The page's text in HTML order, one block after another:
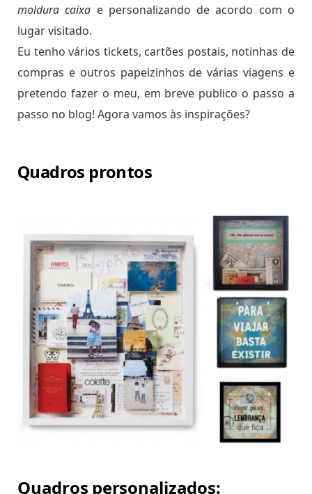
moldura caixa e personalizando de acordo com o
lugar visitado.
Eu tenho vários tickets, cartões postais, notinhas de
compras e outros papeizinhos de várias viagens e
pretendo fazer o meu, em breve publico o passo a
passo no blog! Agora vamos às inspirações?
Quadros prontos
Quadros personalizados: